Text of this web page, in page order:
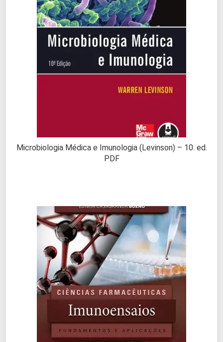
Microbiologia Médica e Imunologia (Levinson) – 10. ed.
PDF